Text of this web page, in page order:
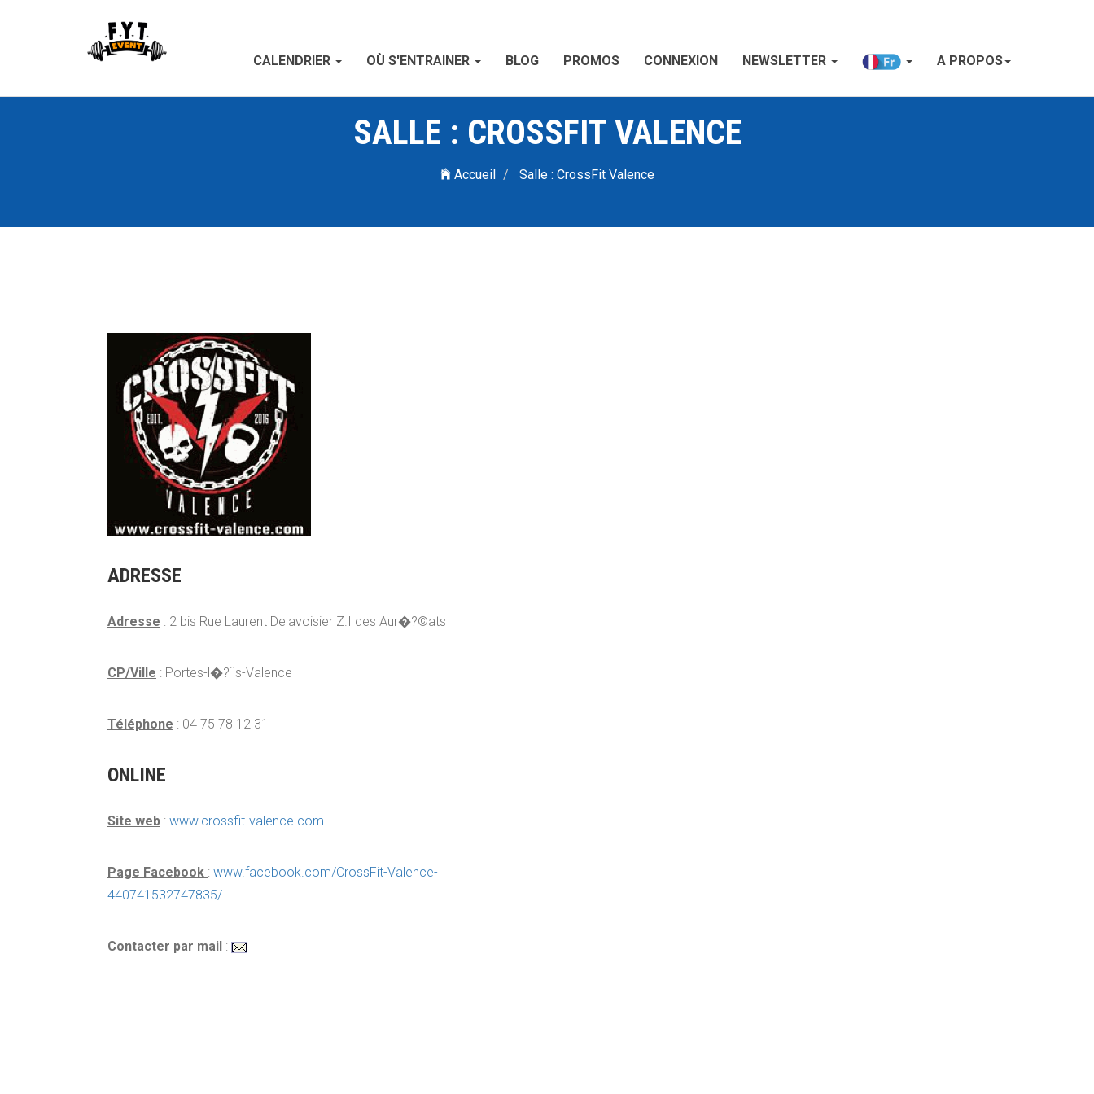
CALENDRIER OÙ S'ENTRAINER BLOG PROMOS CONNEXION NEWSLETTER A PROPOS
SALLE : CROSSFIT VALENCE
Accueil Salle : CrossFit Valence
ADRESSE
Adresse : 2 bis Rue Laurent Delavoisier Z.I des Aur�?©ats
CP/Ville : Portes-l�?¨s-Valence
Téléphone : 04 75 78 12 31
ONLINE
Site web : www.crossfit-valence.com
Page Facebook : www.facebook.com/CrossFit-Valence-
440741532747835/
Contacter par mail :